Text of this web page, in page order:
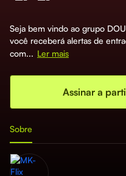
Seja bem vindo ao grupo
você receberá alertas de
com... Ler mais
Assinar a
Sobre